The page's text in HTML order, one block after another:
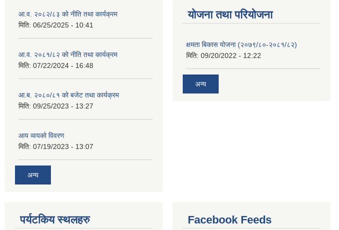
आ.व. २०८२/८३ को नीति तथा कार्यक्रम
मिति: 06/25/2025 - 10:41
आ.व. २०८१/८२ को नीति तथा कार्यक्रम
मिति: 07/22/2024 - 16:48
आ.ब. २०८०/८१ को बजेट तथा कार्यक्रम
मिति: 09/25/2023 - 13:27
आय व्वयको विवरण
मिति: 07/19/2023 - 13:07
अन्य
याेजना तथा परियाेजना
क्षमता बिकास योजना (२०७९/८०-२०८१/८२)
मिति: 09/20/2022 - 12:22
अन्य
पर्यटकिय स्थलहरु Facebook Feeds